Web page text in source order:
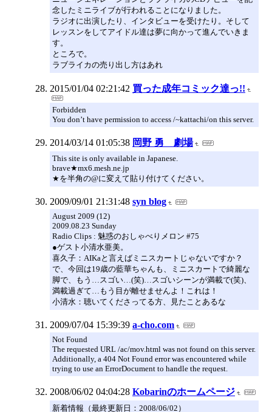
念したミニライブが行われることになりました。
ラジオに出演したり、インタビューを受けたり。そして
レッスンをしてアイドル達は夢に向かって進んでいきま
す。
ところで。
ラブライカの売り出し方はあれ
2015/01/04 02:21:42 買った成年コミック達っ!!
Forbidden
You don’t have permission to access /~kattachi/on this server.
2014/03/14 01:05:38 岡野 勇 劇場
This site is only available in Japanese.
brave★mx6.mesh.ne.jp
★を半角の@に変えて貼り付けてください。
2009/09/01 21:31:48 syn blog
August 2009 (12)
2009.08.23 Sunday
Radio Clips : 魅惑のおしゃべりメロン #75
●ゲスト小清水亜美。
喜久子：AIKaと言えばミニスカートじゃないですか？
で、今回は19歳の藍華ちゃんも、ミニスカートで綺麗な
脚で、もう…スゴい…(笑)…スゴいシーンが満載で(笑)、
満載過ぎて…もう目が離せませんよ！これは！
小清水：聴いてくださってる方、見たことあるな
2009/07/04 15:39:39 a-cho.com
Not Found
The requested URL /ac/mov.html was not found on this server.
Additionally, a 404 Not Found error was encountered while
trying to use an ErrorDocument to handle the request.
2008/06/02 04:04:28 Kobarinのホームページ
新着情報（最終更新日：2008/06/02）